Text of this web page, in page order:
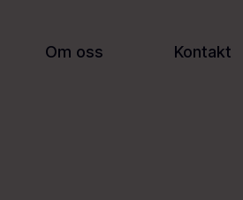
Om oss Kontakt